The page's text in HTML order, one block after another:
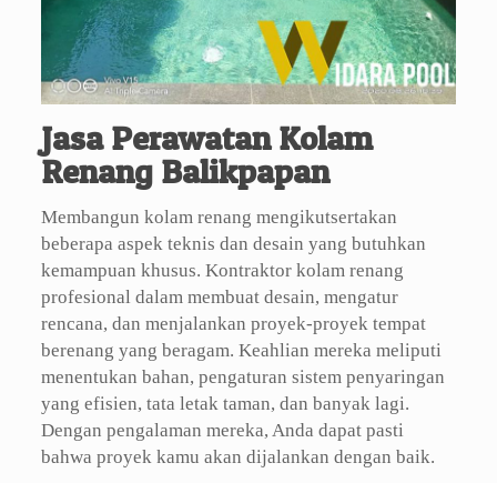
Jasa Perawatan Kolam
Renang Balikpapan
Membangun kolam renang mengikutsertakan
beberapa aspek teknis dan desain yang butuhkan
kemampuan khusus. Kontraktor kolam renang
profesional dalam membuat desain, mengatur
rencana, dan menjalankan proyek-proyek tempat
berenang yang beragam. Keahlian mereka meliputi
menentukan bahan, pengaturan sistem penyaringan
yang efisien, tata letak taman, dan banyak lagi.
Dengan pengalaman mereka, Anda dapat pasti
bahwa proyek kamu akan dijalankan dengan baik.